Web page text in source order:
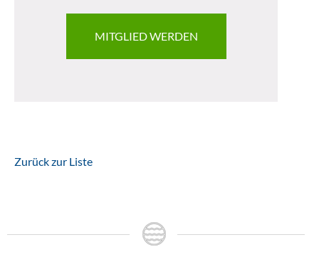
MITGLIED WERDEN
Zurück zur Liste